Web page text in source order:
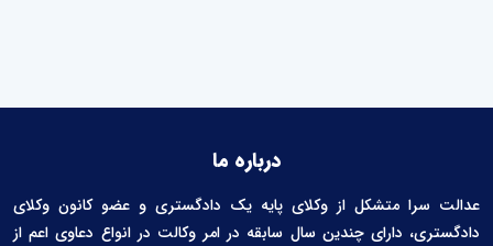
درباره ما
عدالت سرا متشکل از وکلای پایه یک دادگستری و عضو کانون وکلای
دادگستری، دارای چندین سال سابقه در امر وکالت در انواع دعاوی اعم از